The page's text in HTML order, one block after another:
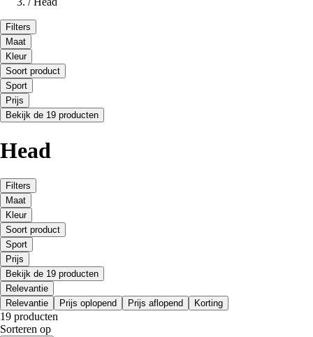
Filters
Maat
Kleur
Soort product
Sport
Prijs
Bekijk de 19 producten
Head
Filters
Maat
Kleur
Soort product
Sport
Prijs
Bekijk de 19 producten
Relevantie
Relevantie
Prijs oplopend Prijs aflopend Korting
19 producten
Sorteren op